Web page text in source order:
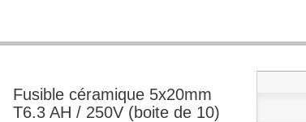
Fusible céramique 5x20mm
T6.3 AH / 250V (boite de 10)